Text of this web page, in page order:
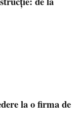
la o firma de